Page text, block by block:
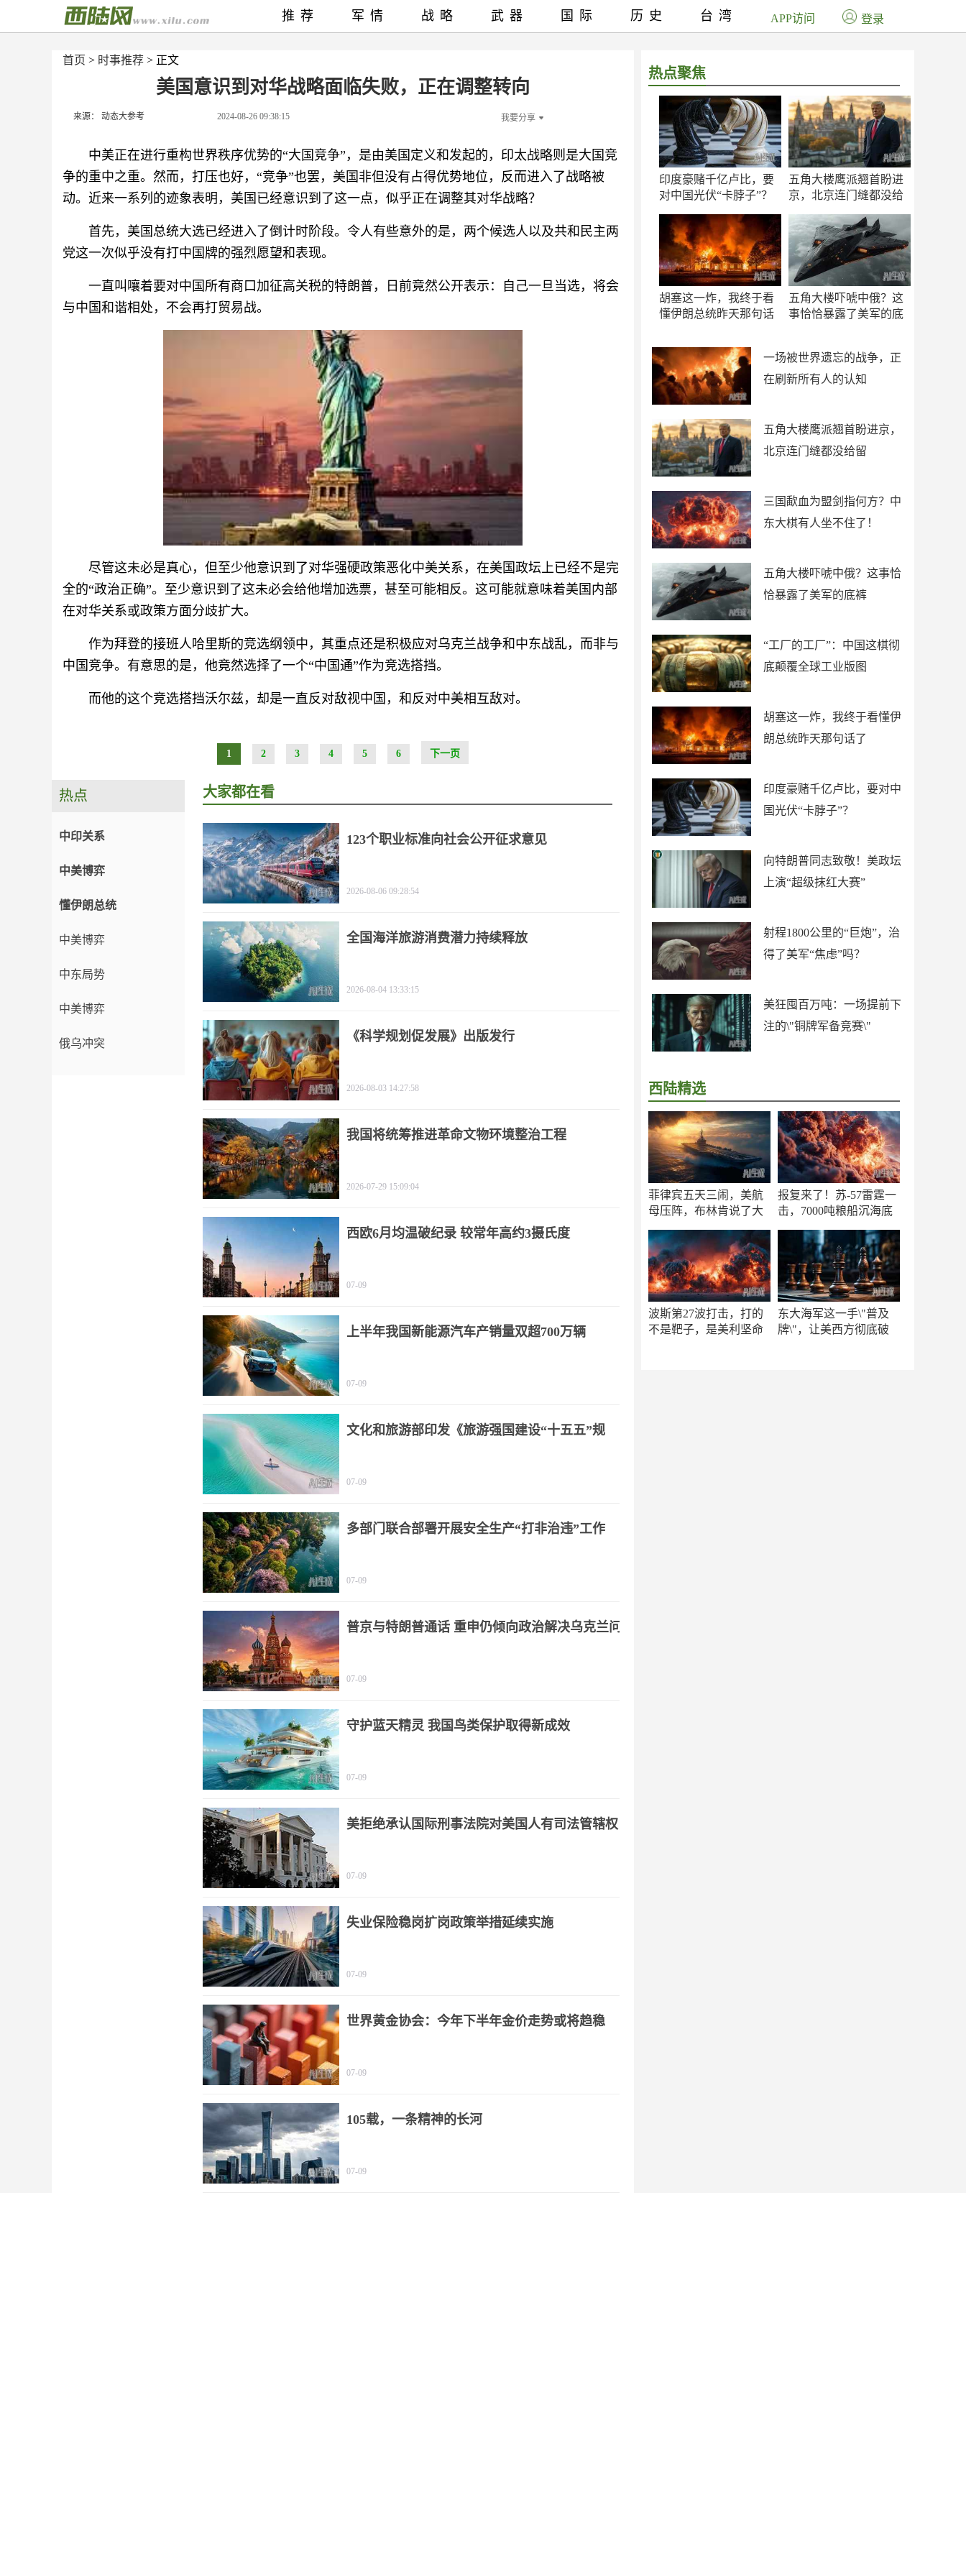
首页 > 时事推荐 > 正文
美国意识到对华战略面临失败，正在调整转向
来源： 动态大参考 2024-08-26 09:38:15 我要分享
中美正在进行重构世界秩序优势的“大国竞争”，是由美国定义和发起的，印太战略则是大国竞
争的重中之重。然而，打压也好，“竞争”也罢，美国非但没有占得优势地位，反而进入了战略被
动。近来一系列的迹象表明，美国已经意识到了这一点，似乎正在调整其对华战略？
首先，美国总统大选已经进入了倒计时阶段。令人有些意外的是，两个候选人以及共和民主两
党这一次似乎没有打中国牌的强烈愿望和表现。
一直叫嚷着要对中国所有商口加征高关税的特朗普，日前竟然公开表示：自己一旦当选，将会
与中国和谐相处，不会再打贸易战。
尽管这未必是真心，但至少他意识到了对华强硬政策恶化中美关系，在美国政坛上已经不是完
全的“政治正确”。至少意识到了这未必会给他增加选票，甚至可能相反。这可能就意味着美国内部
在对华关系或政策方面分歧扩大。
作为拜登的接班人哈里斯的竞选纲领中，其重点还是积极应对乌克兰战争和中东战乱，而非与
中国竞争。有意思的是，他竟然选择了一个“中国通”作为竞选搭挡。
而他的这个竞选搭挡沃尔兹，却是一直反对敌视中国，和反对中美相互敌对。
1 2 3 4 5 6 下一页
热点聚焦
印度豪赌千亿卢比，要
对中国光伏“卡脖子”？
五角大楼鹰派翘首盼进
京，北京连门缝都没给
胡塞这一炸，我终于看
懂伊朗总统昨天那句话
五角大楼吓唬中俄？这
事恰恰暴露了美军的底
一场被世界遗忘的战争，正
在刷新所有人的认知
五角大楼鹰派翘首盼进京，
北京连门缝都没给留
三国歃血为盟剑指何方？中
东大棋有人坐不住了！
五角大楼吓唬中俄？这事恰
恰暴露了美军的底裤
“工厂的工厂”：中国这棋彻
底颠覆全球工业版图
胡塞这一炸，我终于看懂伊
朗总统昨天那句话了
印度豪赌千亿卢比，要对中
国光伏“卡脖子”？
向特朗普同志致敬！美政坛
上演“超级抹红大赛”
射程1800公里的“巨炮”，治
得了美军“焦虑”吗？
美狂囤百万吨：一场提前下
注的\"铜牌军备竞赛\"
西陆精选
菲律宾五天三闹，美航
母压阵，布林肯说了大
报复来了！苏-57雷霆一
击，7000吨粮船沉海底
波斯第27波打击，打的
不是靶子，是美利坚命
东大海军这一手\"普及
牌\"，让美西方彻底破
推荐 军情 战略 武器 国际 历史 台湾 APP访问 登录
热点
中印关系
中美博弈
懂伊朗总统
中美博弈
中东局势
中美博弈
俄乌冲突
大家都在看
123个职业标准向社会公开征求意见
2026-08-06 09:28:54
全国海洋旅游消费潜力持续释放
2026-08-04 13:33:15
《科学规划促发展》出版发行
2026-08-03 14:27:58
我国将统筹推进革命文物环境整治工程
2026-07-29 15:09:04
西欧6月均温破纪录 较常年高约3摄氏度
07-09
上半年我国新能源汽车产销量双超700万辆
07-09
文化和旅游部印发《旅游强国建设“十五五”规
07-09
多部门联合部署开展安全生产“打非治违”工作
07-09
普京与特朗普通话 重申仍倾向政治解决乌克兰问
07-09
守护蓝天精灵 我国鸟类保护取得新成效
07-09
美拒绝承认国际刑事法院对美国人有司法管辖权
07-09
失业保险稳岗扩岗政策举措延续实施
07-09
世界黄金协会：今年下半年金价走势或将趋稳
07-09
105载，一条精神的长河
07-09